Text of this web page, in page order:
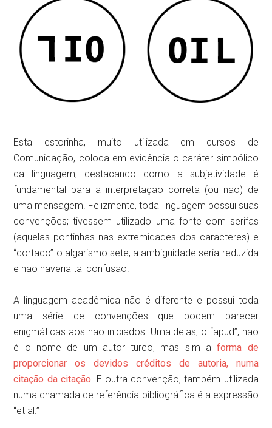
Esta estorinha, muito utilizada em cursos de
Comunicação, coloca em evidência o caráter simbólico
da linguagem, destacando como a subjetividade é
fundamental para a interpretação correta (ou não) de
uma mensagem. Felizmente, toda linguagem possui suas
convenções; tivessem utilizado uma fonte com serifas
(aquelas pontinhas nas extremidades dos caracteres) e
“cortado” o algarismo sete, a ambiguidade seria reduzida
e não haveria tal confusão.
A linguagem acadêmica não é diferente e possui toda
uma série de convenções que podem parecer
enigmáticas aos não iniciados. Uma delas, o “apud”, não
é o nome de um autor turco, mas sim aforma de
proporcionar os devidos créditos de autoria, numa
citação da citação. E outra convenção, também utilizada
numa chamada de referência bibliográfica é a expressão
“et al.”